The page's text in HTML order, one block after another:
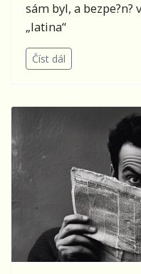
sám byl, a
„latina“
Číst dál